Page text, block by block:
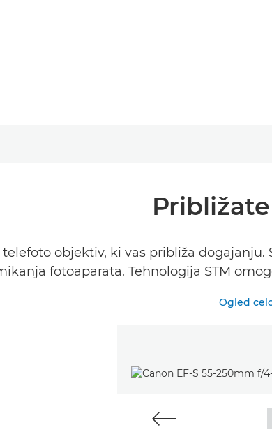
objektiv, ki vas približa
fotoaparata. Tehnologija STM
Ogled